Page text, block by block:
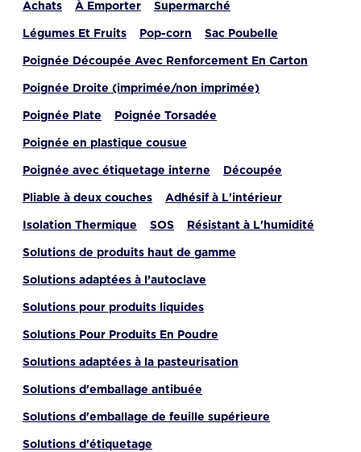
Achats À Emporter Supermarché
Légumes Et Fruits Pop-corn Sac Poubelle
Poignée Découpée Avec Renforcement En Carton
Poignée Droite (imprimée/non imprimée)
Poignée Plate Poignée Torsadée
Poignée en plastique cousue
Poignée avec étiquetage interne Découpée
Pliable à deux couches Adhésif à L'intérieur
Isolation Thermique SOS Résistant à L'humidité
Solutions de produits haut de gamme
Solutions adaptées à l’autoclave
Solutions pour produits liquides
Solutions Pour Produits En Poudre
Solutions adaptées à la pasteurisation
Solutions d'emballage antibuée
Solutions d'emballage de feuille supérieure
Solutions d'étiquetage